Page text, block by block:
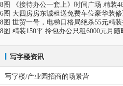
8图 《接待办公一套上》时间广场 精装
6图 大四房房东诚租送免费车位豪华装
8图 世贸一号，电梯口格局绝杀55元精
8图 精装150平 拎包办公只租6000元月随
写字楼资讯
写字楼/产业园招商的场景营